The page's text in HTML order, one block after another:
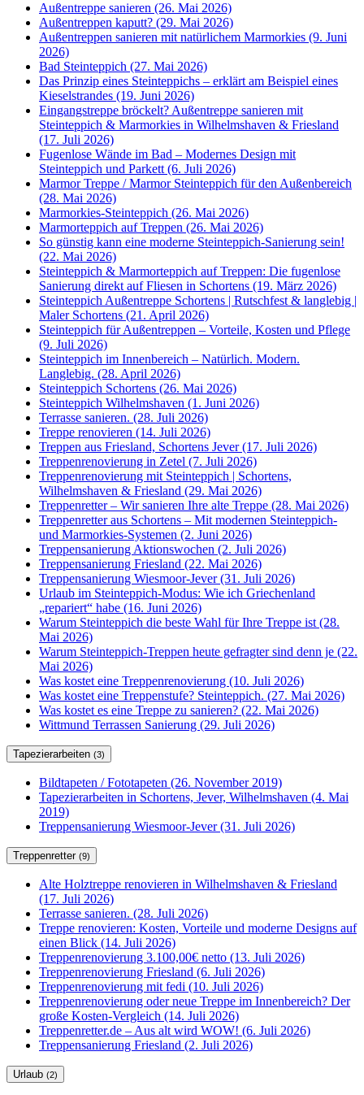
Außentreppe sanieren (26. Mai 2026)
Außentreppen kaputt? (29. Mai 2026)
Außentreppen sanieren mit natürlichem Marmorkies (9. Juni
2026)
Bad Steinteppich (27. Mai 2026)
Das Prinzip eines Steinteppichs – erklärt am Beispiel eines
Kieselstrandes (19. Juni 2026)
Eingangstreppe bröckelt? Außentreppe sanieren mit
Steinteppich & Marmorkies in Wilhelmshaven & Friesland
(17. Juli 2026)
Fugenlose Wände im Bad – Modernes Design mit
Steinteppich und Parkett (6. Juli 2026)
Marmor Treppe / Marmor Steinteppich für den Außenbereich
(28. Mai 2026)
Marmorkies-Steinteppich (26. Mai 2026)
Marmorteppich auf Treppen (26. Mai 2026)
So günstig kann eine moderne Steinteppich-Sanierung sein!
(22. Mai 2026)
Steinteppich & Marmorteppich auf Treppen: Die fugenlose
Sanierung direkt auf Fliesen in Schortens (19. März 2026)
Steinteppich Außentreppe Schortens | Rutschfest & langlebig |
Maler Schortens (21. April 2026)
Steinteppich für Außentreppen – Vorteile, Kosten und Pflege
(9. Juli 2026)
Steinteppich im Innenbereich – Natürlich. Modern.
Langlebig. (28. April 2026)
Steinteppich Schortens (26. Mai 2026)
Steinteppich Wilhelmshaven (1. Juni 2026)
Terrasse sanieren. (28. Juli 2026)
Treppe renovieren (14. Juli 2026)
Treppen aus Friesland, Schortens Jever (17. Juli 2026)
Treppenrenovierung in Zetel (7. Juli 2026)
Treppenrenovierung mit Steinteppich | Schortens,
Wilhelmshaven & Friesland (29. Mai 2026)
Treppenretter – Wir sanieren Ihre alte Treppe (28. Mai 2026)
Treppenretter aus Schortens – Mit modernen Steinteppich-
und Marmorkies-Systemen (2. Juni 2026)
Treppensanierung Aktionswochen (2. Juli 2026)
Treppensanierung Friesland (22. Mai 2026)
Treppensanierung Wiesmoor-Jever (31. Juli 2026)
Urlaub im Steinteppich-Modus: Wie ich Griechenland
„repariert“ habe (16. Juni 2026)
Warum Steinteppich die beste Wahl für Ihre Treppe ist (28.
Mai 2026)
Warum Steinteppich-Treppen heute gefragter sind denn je (22.
Mai 2026)
Was kostet eine Treppenrenovierung (10. Juli 2026)
Was kostet eine Treppenstufe? Steinteppich. (27. Mai 2026)
Was kostet es eine Treppe zu sanieren? (22. Mai 2026)
Wittmund Terrassen Sanierung (29. Juli 2026)
Tapezierarbeiten (3)
Bildtapeten / Fototapeten (26. November 2019)
Tapezierarbeiten in Schortens, Jever, Wilhelmshaven (4. Mai
2019)
Treppensanierung Wiesmoor-Jever (31. Juli 2026)
Treppenretter (9)
Alte Holztreppe renovieren in Wilhelmshaven & Friesland
(17. Juli 2026)
Terrasse sanieren. (28. Juli 2026)
Treppe renovieren: Kosten, Vorteile und moderne Designs auf
einen Blick (14. Juli 2026)
Treppenrenovierung 3.100,00€ netto (13. Juli 2026)
Treppenrenovierung Friesland (6. Juli 2026)
Treppenrenovierung mit fedi (10. Juli 2026)
Treppenrenovierung oder neue Treppe im Innenbereich? Der
große Kosten-Vergleich (14. Juli 2026)
Treppenretter.de – Aus alt wird WOW! (6. Juli 2026)
Treppensanierung Friesland (2. Juli 2026)
Urlaub (2)